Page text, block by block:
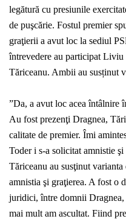
legătură cu presiunile
de puşcărie. Fostul premier
graţierii a avut loc la sediul
întrevedere au participat Liviu
Tăriceanu. Ambii au susținut
”Da, a avut loc acea întâlnire
Au fost prezenţi Dragnea,
calitate de premier. Îmi
Toder i s-a solicitat amnistie
Tăriceanu au susţinut
amnistia şi graţierea. A fost o
juridici, între domnii
mai mult am ascultat. Fiind